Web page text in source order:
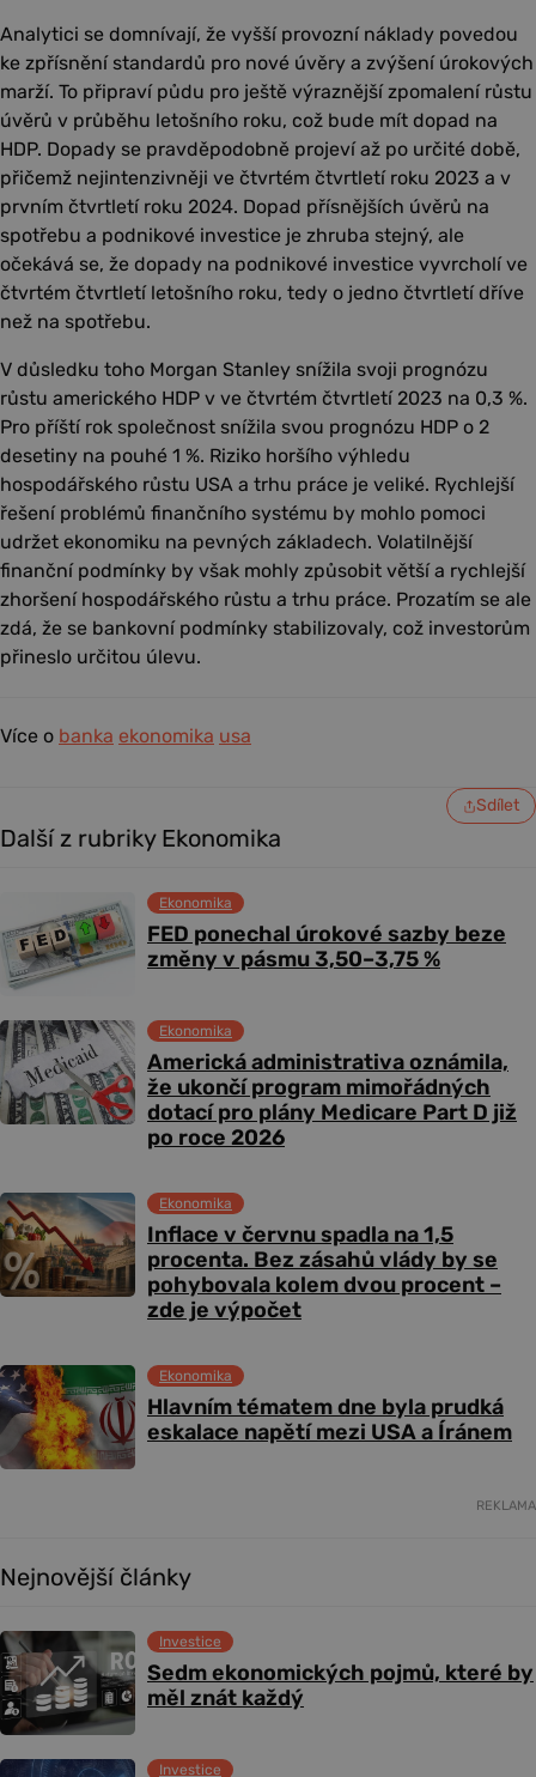
Analytici se domnívají, že vyšší provozní náklady povedou
ke zpřísnění standardů pro nové úvěry a zvýšení úrokových
marží. To připraví půdu pro ještě výraznější zpomalení růstu
úvěrů v průběhu letošního roku, což bude mít dopad na
HDP. Dopady se pravděpodobně projeví až po určité době,
přičemž nejintenzivněji ve čtvrtém čtvrtletí roku 2023 a v
prvním čtvrtletí roku 2024. Dopad přísnějších úvěrů na
spotřebu a podnikové investice je zhruba stejný, ale
očekává se, že dopady na podnikové investice vyvrcholí ve
čtvrtém čtvrtletí letošního roku, tedy o jedno čtvrtletí dříve
než na spotřebu.
V důsledku toho Morgan Stanley snížila svoji prognózu
růstu amerického HDP v ve čtvrtém čtvrtletí 2023 na 0,3 %.
Pro příští rok společnost snížila svou prognózu HDP o 2
desetiny na pouhé 1 %. Riziko horšího výhledu
hospodářského růstu USA a trhu práce je veliké. Rychlejší
řešení problémů finančního systému by mohlo pomoci
udržet ekonomiku na pevných základech. Volatilnější
finanční podmínky by však mohly způsobit větší a rychlejší
zhoršení hospodářského růstu a trhu práce. Prozatím se ale
zdá, že se bankovní podmínky stabilizovaly, což investorům
přineslo určitou úlevu.
Více o banka ekonomika usa
Sdílet
Další z rubriky Ekonomika
FED ponechal úrokové sazby beze
změny v pásmu 3,50–3,75 %
Ekonomika
Americká administrativa oznámila,
že ukončí program mimořádných
dotací pro plány Medicare Part D již
po roce 2026
Ekonomika
Inflace v červnu spadla na 1,5
procenta. Bez zásahů vlády by se
pohybovala kolem dvou procent –
zde je výpočet
Ekonomika
Hlavním tématem dne byla prudká
eskalace napětí mezi USA a Íránem
Ekonomika
REKLAMA
Nejnovější články
Sedm ekonomických pojmů, které by
měl znát každý
Investice
Investice